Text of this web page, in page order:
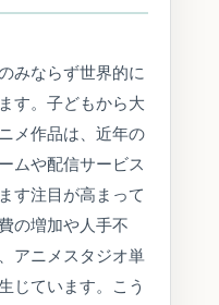
みならず世界的に
す。子どもから大
メ作品は、近年の
ムや配信サービス
す注目が高まって
の増加や人手不
アニメスタジオ単
じています。こう